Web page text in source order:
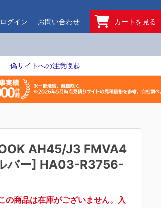
ログイン お問い合わせ カートを見る
偽サイトへの注意喚起
AH45/J3 FMVA4
バー] HA03-R3756-
の商品は在庫がございません。入